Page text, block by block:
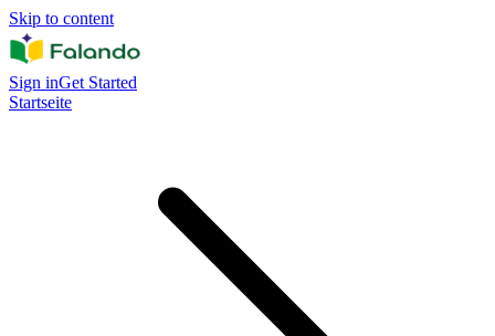
Skip to content
Sign inGet Started
Startseite